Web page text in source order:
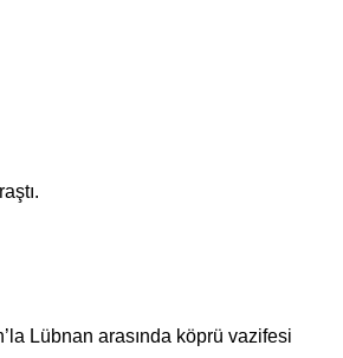
Lübnan arasında köprü vazifesi